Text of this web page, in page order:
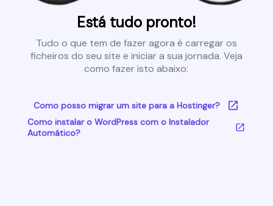
Está tudo pronto!
Tudo o que tem de fazer agora é carregar os
ficheiros do seu site e iniciar a sua jornada. Veja
como fazer isto abaixo:
Como posso migrar um site para a Hostinger?
Como instalar o WordPress com o Instalador
Automático?